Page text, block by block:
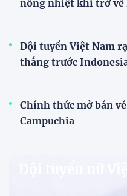
HLV Văn Sỹ Sơn: